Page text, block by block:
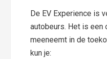
De EV Experience is
autobeurs. Het is een
meeneemt in de
kun je: